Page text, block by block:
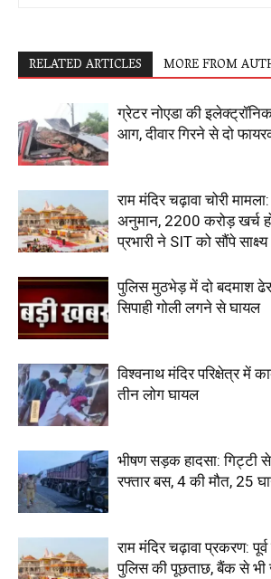
RELATED ARTICLES MORE FROM
ग्रेटर नोएडा की
आग, दीवार गिरने से दो
राम मंदिर चढ़ावा चोरी
अनुमान, 2200 करोड़ खर्च
प्रभारी ने SIT को सौंपे साक्ष्य
पुलिस मुठभेड़ में दो बदमाश
सिपाही गोली लगने से घायल
विश्वनाथ मंदिर परिक्षेत्र में
तीन लोग घायल
भीषण सड़क हादसा: गिट्टी
रफ्तार बस, 4 की मौत, 25
राम मंदिर चढ़ावा प्रकरण:
पुलिस की पूछताछ, बैंक से